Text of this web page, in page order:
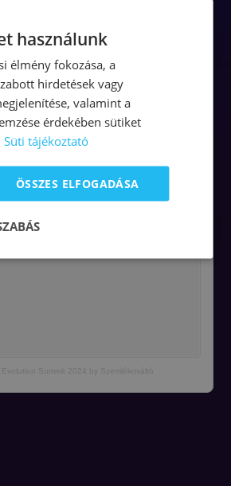
Evolution Summit 2024 by Szemléletváltó
használunk
élmény fokozása, a
hirdetések vagy
valamint a
érdekében sütiket
Süti tájékoztató
ÖSSZES ELFOGADÁSA